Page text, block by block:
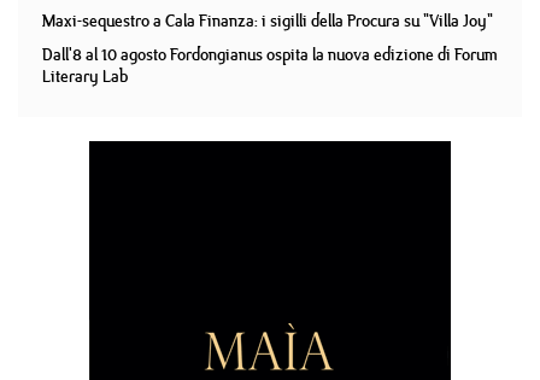
Maxi-sequestro a Cala Finanza: i sigilli della Procura su "Villa Joy"
Dall'8 al 10 agosto Fordongianus ospita la nuova edizione di Forum
Literary Lab